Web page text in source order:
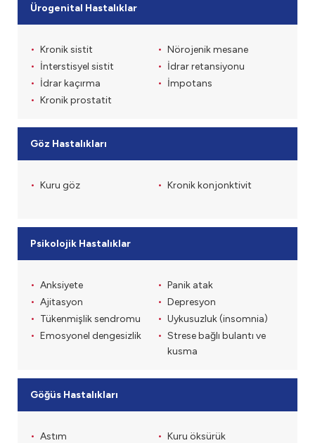
Ürogenital Hastalıklar
Kronik sistit
İnterstisyel sistit
Nörojenik mesane
İdrar retansiyonu
İdrar kaçırma
Kronik prostatit
İmpotans
Göz Hastalıkları
Kuru göz Kronik konjonktivit
Psikolojik Hastalıklar
Anksiyete
Ajitasyon
Panik atak
Depresyon
Tükenmişlik sendromu
Emosyonel dengesizlik
Uykusuzluk (insomnia)
Strese bağlı bulantı ve
kusma
Göğüs Hastalıkları
Astım
Kuru öksürük